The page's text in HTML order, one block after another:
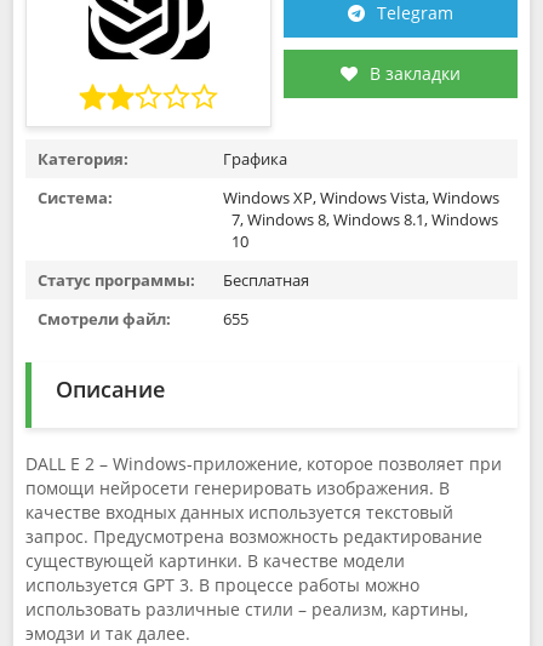
Telegram
В закладки
Категория:
Графика
Система:
Windows XP, Windows Vista, Windows
7, Windows 8, Windows 8.1, Windows
10
Статус программы:
Бесплатная
Смотрели файл:
655
Описание
DALL E 2 – Windows-приложение, которое позволяет при
помощи нейросети генерировать изображения. В
качестве входных данных используется текстовый
запрос. Предусмотрена возможность редактирование
существующей картинки. В качестве модели
используется GPT 3. В процессе работы можно
использовать различные стили – реализм, картины,
эмодзи и так далее.